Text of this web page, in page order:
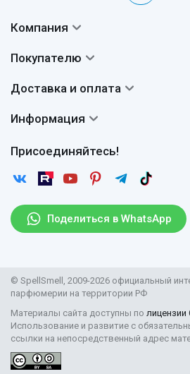
Поделиться в WhatsApp
Присоединяйтесь!
Компания
Авторы
Сертификаты
Покупателю
Вопросы и ответы
Отзывы
Рассылка
Доставка и оплата
Доставка
Возврат
Информация
Пользовательское соглашение
Защита персональных данных
Правила продажи товаров
Поставщикам
© SpellSmell, 2009-2026 официальный
парфюмерии на территории РФ
Материалы сайта доступны по лицензии
Использование и развитие с
ссылки на непосредственный адрес